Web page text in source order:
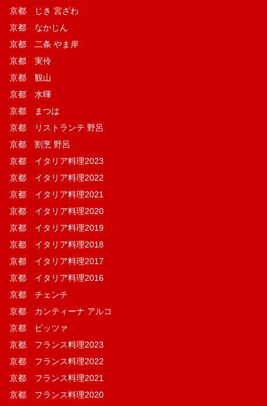
京都 じき 宮ざわ
京都 なかじん
京都 二条 やま岸
京都 実伶
京都 観山
京都 水暉
京都 まつは
京都 リストランテ 野呂
京都 割烹 野呂
京都 イタリア料理2023
京都 イタリア料理2022
京都 イタリア料理2021
京都 イタリア料理2020
京都 イタリア料理2019
京都 イタリア料理2018
京都 イタリア料理2017
京都 イタリア料理2016
京都 チェンチ
京都 カンティーナ アルコ
京都 ピッツァ
京都 フランス料理2023
京都 フランス料理2022
京都 フランス料理2021
京都 フランス料理2020